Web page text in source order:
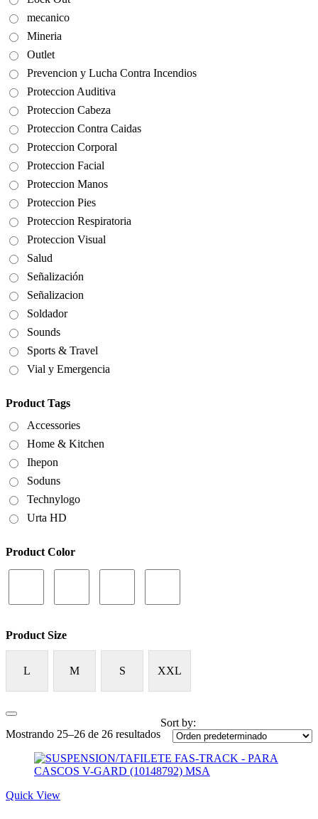
mecanico
Mineria
Outlet
Prevencion y Lucha Contra Incendios
Proteccion Auditiva
Proteccion Cabeza
Proteccion Contra Caidas
Proteccion Corporal
Proteccion Facial
Proteccion Manos
Proteccion Pies
Proteccion Respiratoria
Proteccion Visual
Salud
Señalización
Señalizacion
Soldador
Sounds
Sports & Travel
Vial y Emergencia
Product Tags
Accessories
Home & Kitchen
Ihepon
Soduns
Technylogo
Urta HD
Product Color
Product Size
L M S XXL
Mostrando 25–26 de 26 resultados
Sort by:
Quick View